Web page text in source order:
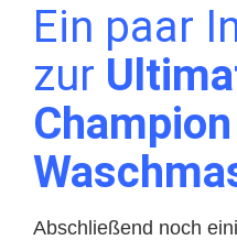
Ein paar
zur
Abschließend noch